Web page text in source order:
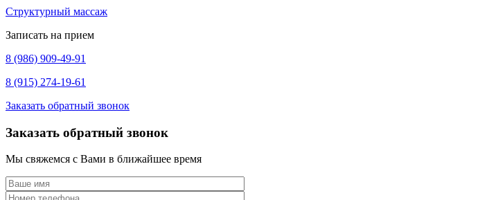
Структурный массаж
Записать на прием
8 (986) 909-49-91
8 (915) 274-19-61
Заказать обратный звонок
Заказать обратный звонок
Мы свяжемся с Вами в ближайшее время